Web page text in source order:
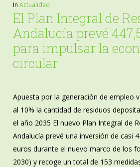
In Actualidad
El Plan Integral de
Andalucía prevé
para impulsar la
circular
Apuesta por la generación de empleo
al 10% la cantidad de residuos
el año 2035 El nuevo Plan Integral de
Andalucía prevé una inversión de casi
euros durante el nuevo marco de los
2030) y recoge un total de 153